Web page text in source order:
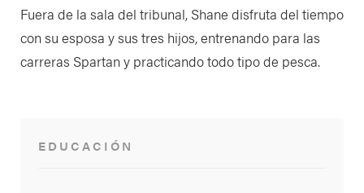
Fuera de la sala del tribunal, Shane disfruta del tiempo
con su esposa y sus tres hijos, entrenando para las
carreras Spartan y practicando todo tipo de pesca.
EDUCACIÓN